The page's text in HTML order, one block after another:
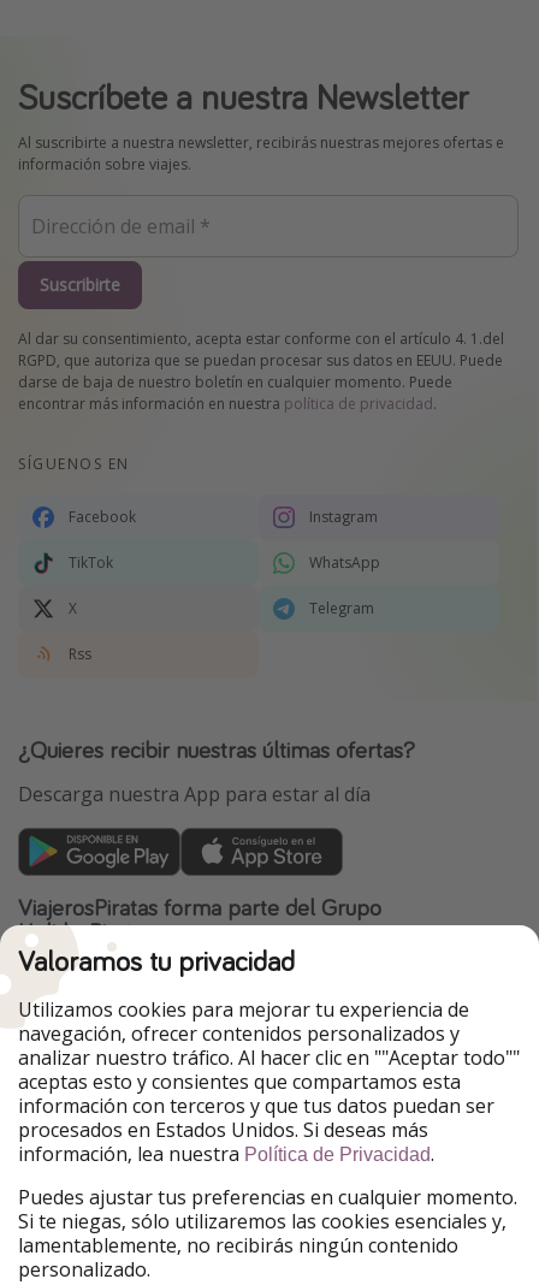
Suscríbete a nuestra Newsletter
Al suscribirte a nuestra newsletter, recibirás nuestras mejores ofertas e
información sobre viajes.
Suscribirte
Al dar su consentimiento, acepta estar conforme con el artículo 4. 1.del
RGPD, que autoriza que se puedan procesar sus datos en EEUU. Puede
darse de baja de nuestro boletín en cualquier momento. Puede
encontrar más información en nuestra política de privacidad.
SÍGUENOS EN
Facebook Instagram
TikTok WhatsApp
X Telegram
Rss
¿Quieres recibir nuestras últimas ofertas?
Descarga nuestra App para estar al día
ViajerosPiratas forma parte del Grupo
HolidayPirates
Nuestros mercados
PiratinViaggio
HolidayPirates
VakantiePiraten
WakacyjniPiraci
VoyagesPirates
Ferienpiraten
Urlaubspiraten
Urlaubspiraten
TravelPirates
Nuestro grupo
HolidayPirates Group
Conócenos mejor Información legal
Valoramos tu privacidad
Utilizamos cookies para mejorar tu experiencia de
navegación, ofrecer contenidos personalizados y
analizar nuestro tráfico. Al hacer clic en ""Aceptar todo""
aceptas esto y consientes que compartamos esta
información con terceros y que tus datos puedan ser
procesados en Estados Unidos. Si deseas más
información, lea nuestra Política de Privacidad.
Puedes ajustar tus preferencias en cualquier momento.
Si te niegas, sólo utilizaremos las cookies esenciales y,
lamentablemente, no recibirás ningún contenido
personalizado.